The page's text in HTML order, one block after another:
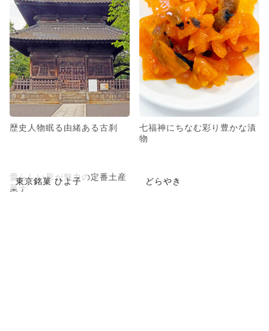
歴史人物眠る由緒ある古刹
七福神にちなむ彩り豊かな漬
物
東京銘菓 ひよ子
愛らしい形が魅力の定番土産
菓子
どらやき